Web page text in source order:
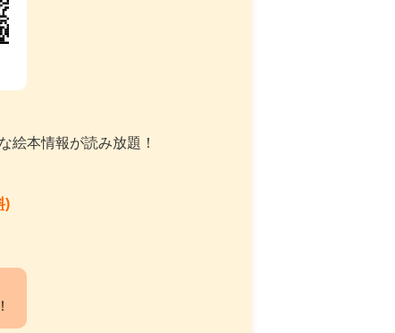
絵本情報が読み放題！
)